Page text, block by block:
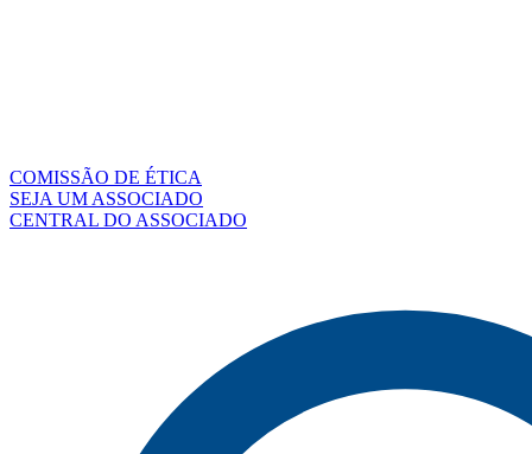
COMISSÃO DE ÉTICA
SEJA UM ASSOCIADO
CENTRAL DO ASSOCIADO